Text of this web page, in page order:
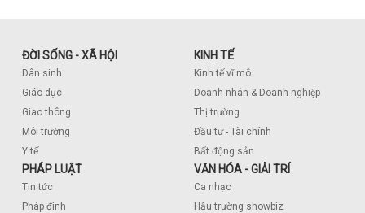
ĐỜI SỐNG - XÃ HỘI
Dân sinh
Giáo dục
Giao thông
Môi trường
Y tế
KINH TẾ
Kinh tế vĩ mô
Doanh nhân & Doanh nghiệp
Thị trường
Đầu tư - Tài chính
Bất động sản
PHÁP LUẬT
Tin tức
Pháp đình
VĂN HÓA - GIẢI TRÍ
Ca nhạc
Hậu trường showbiz